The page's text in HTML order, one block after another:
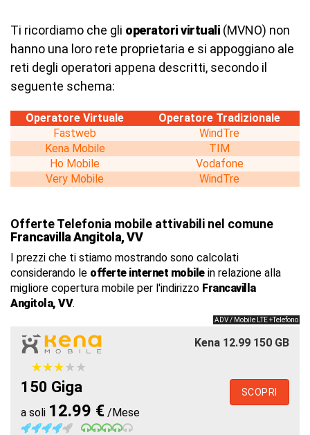
Ti ricordiamo che gli operatori virtuali (MVNO) non
hanno una loro rete proprietaria e si appoggiano ale
reti degli operatori appena descritti, secondo il
seguente schema:
Operatore Virtuale
Operatore Tradizionale
Fastweb
WindTre
Kena Mobile
TIM
Ho Mobile
Vodafone
Very Mobile
WindTre
Offerte Telefonia mobile attivabili nel comune
Francavilla Angitola, VV
I prezzi che ti stiamo mostrando sono calcolati
considerando le offerte internet mobilein relazione alla
migliore copertura mobile per l'indirizzo Francavilla
Angitola, VV.
ADV / Mobile LTE +Telefono
Kena 12.99 150 GB
★★★★★
★★★★★
150 Giga
a soli 12.99 € /Mese
SCOPRI